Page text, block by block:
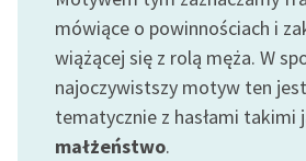
E-kolekcja lektur
szkolnych i literatury do
słuchania dla uczennic i
uczniów z
niepełnosprawnościami
mówiące o powinnościach i
wiążącej się z rolą męża. W
najoczywistszy motyw ten
tematycznie z hasłami takimi
małżeństwo.